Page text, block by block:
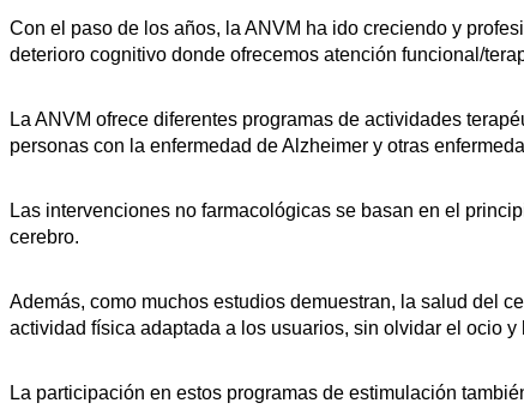
Con el paso de los años, la ANVM ha ido creciendo y
deterioro cognitivo donde ofrecemos atención funcional/
La ANVM ofrece diferentes programas de actividades
personas con la enfermedad de Alzheimer y otras
Las intervenciones no farmacológicas se basan en el
cerebro.
Además, como muchos estudios demuestran, la salud del
actividad física adaptada a los usuarios, sin olvidar el ocio y
La participación en estos programas de estimulación